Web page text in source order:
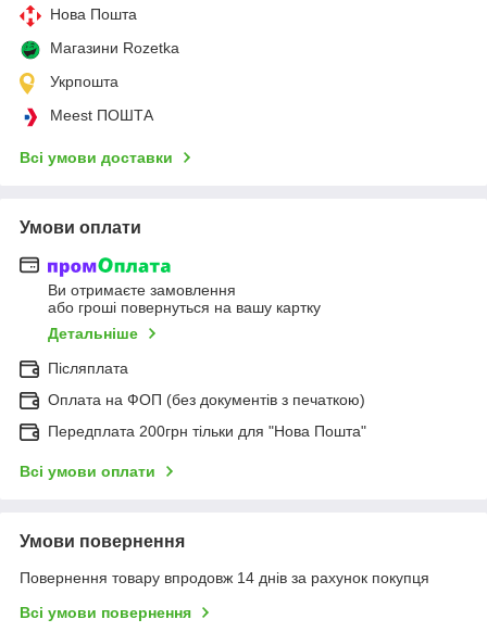
Нова Пошта
Магазини Rozetka
Укрпошта
Meest ПОШТА
Всі умови доставки
Умови оплати
Ви отримаєте замовлення
або гроші повернуться на вашу картку
Детальніше
Післяплата
Оплата на ФОП (без документів з печаткою)
Передплата 200грн тільки для "Нова Пошта"
Всі умови оплати
Умови повернення
Повернення товару впродовж 14 днів за рахунок покупця
Всі умови повернення